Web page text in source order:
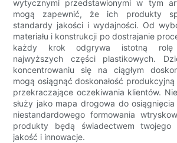
wytycznymi przedstawionymi w tym
mogą zapewnić, że ich produkty
standardy jakości i wydajności. Od
materiału i konstrukcji po dostrajanie
każdy krok odgrywa istotną rolę
najwyższych części plastikowych.
koncentrowaniu się na ciągłym
mogą osiągnąć doskonałość
przekraczające oczekiwania klientów.
służy jako mapa drogowa do
niestandardowego formowania
produkty będą świadectwem twojego
jakość i innowacje.